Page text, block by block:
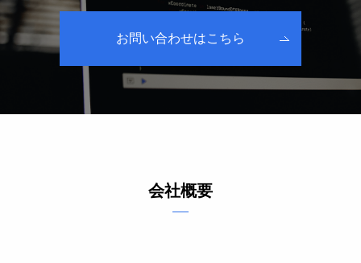
お問い合わせはこちら
会社概要